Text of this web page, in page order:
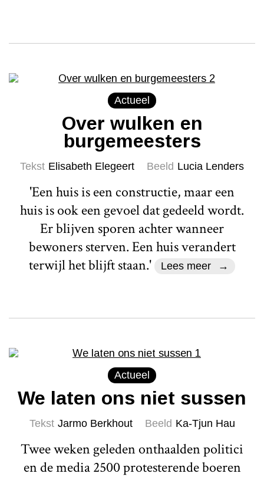
Actueel
Over wulken en
burgemeesters
Tekst Elisabeth Elegeert Beeld Lucia Lenders
'Een huis is een constructie, maar een
huis is ook een gevoel dat gedeeld wordt.
Er blijven sporen achter wanneer
bewoners sterven. Een huis verandert
terwijl het blijft staan.'
Lees meer
Actueel
We laten ons niet sussen
Tekst Jarmo Berkhout Beeld Ka-Tjun Hau
Twee weken geleden onthaalden politici
en de media 2500 protesterende boeren